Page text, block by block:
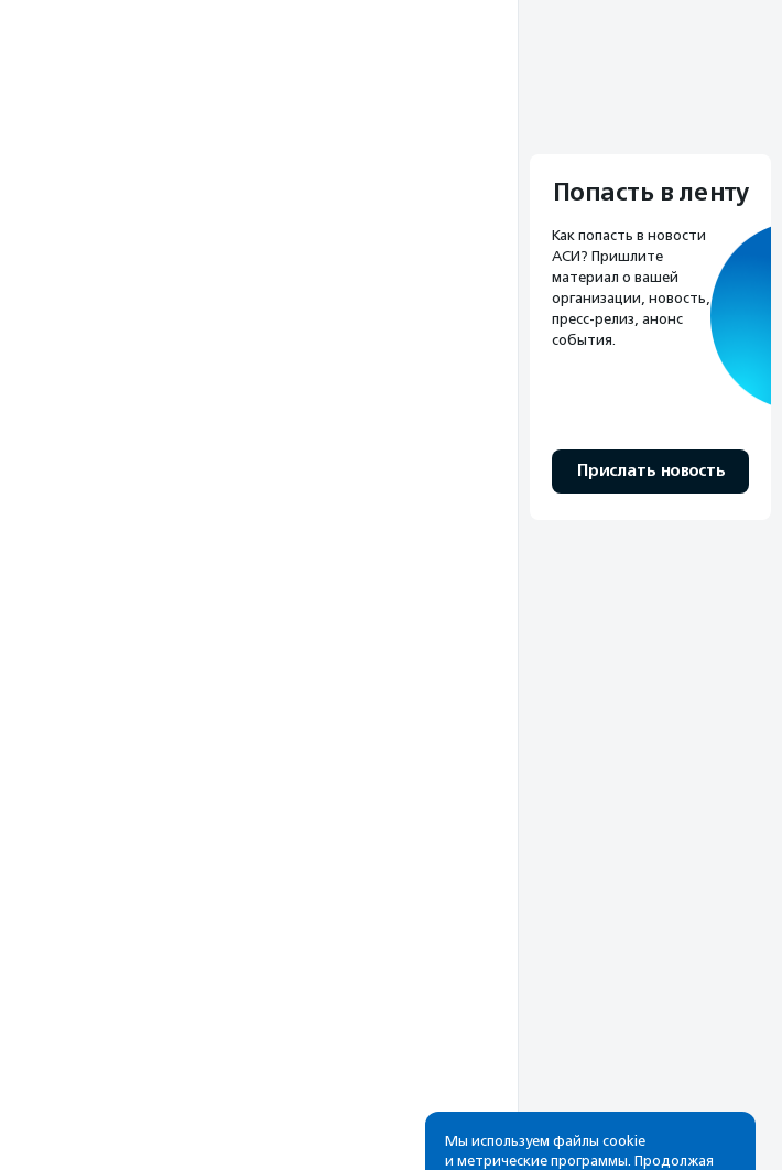
Попасть в ленту
Как попасть в новости
АСИ? Пришлите
материал о вашей
организации, новость,
пресс-релиз, анонс
события.
Прислать новость
Мы используем файлы cookie
и метрические программы. Продолжая